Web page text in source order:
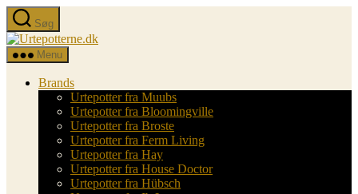
Spring
til
indholdet
Søg
Urtepotterne.dk
Menu
Brands
Urtepotter fra Muubs
Urtepotter fra Bloomingville
Urtepotter fra Broste
Urtepotter fra Ferm Living
Urtepotter fra Hay
Urtepotter fra House Doctor
Urtepotter fra Hübsch